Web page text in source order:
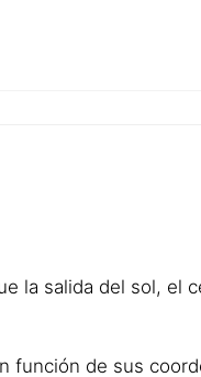
la salida del sol, el
función de sus